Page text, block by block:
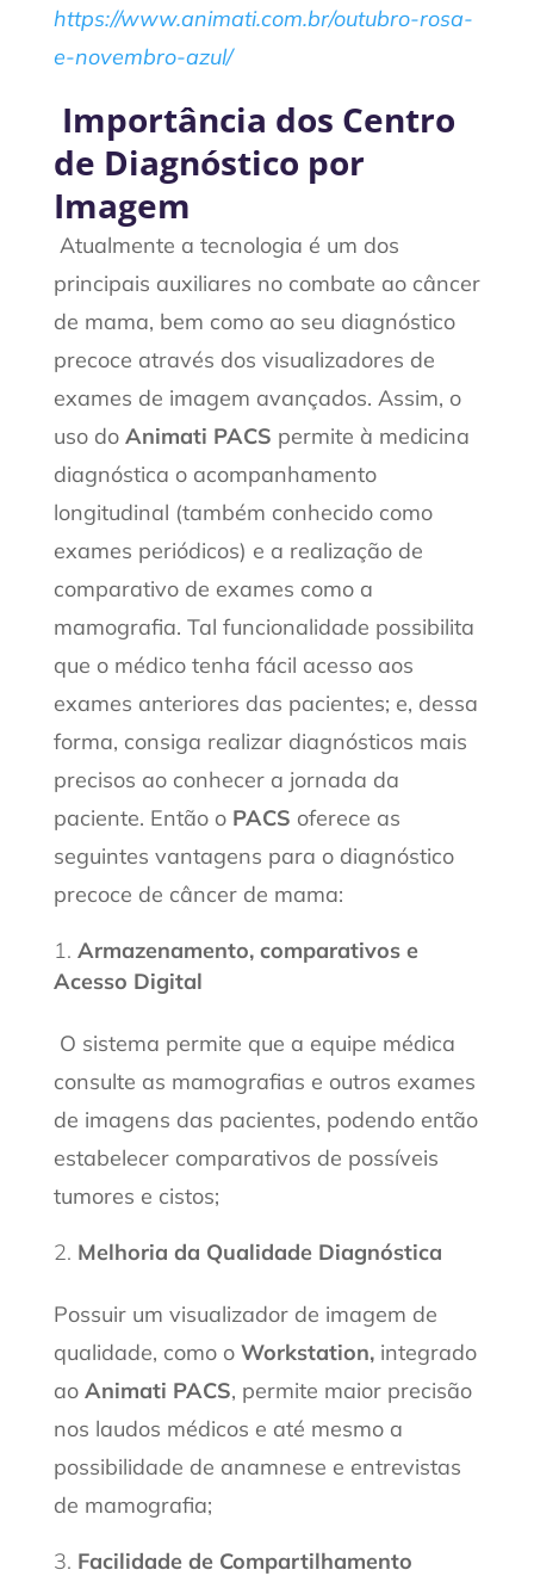
https://www.animati.com.br/outubro-rosa-
e-novembro-azul/
Importância dos Centro
de Diagnóstico por
Imagem
Atualmente a tecnologia é um dos
principais auxiliares no combate ao câncer
de mama, bem como ao seu diagnóstico
precoce através dos visualizadores de
exames de imagem avançados. Assim, o
uso do Animati PACS permite à medicina
diagnóstica o acompanhamento
longitudinal (também conhecido como
exames periódicos) e a realização de
comparativo de exames como a
mamografia. Tal funcionalidade possibilita
que o médico tenha fácil acesso aos
exames anteriores das pacientes; e, dessa
forma, consiga realizar diagnósticos mais
precisos ao conhecer a jornada da
paciente. Então o PACS oferece as
seguintes vantagens para o diagnóstico
precoce de câncer de mama:
Armazenamento, comparativos e
Acesso Digital
O sistema permite que a equipe médica
consulte as mamografias e outros exames
de imagens das pacientes, podendo então
estabelecer comparativos de possíveis
tumores e cistos;
Melhoria da Qualidade Diagnóstica
Possuir um visualizador de imagem de
qualidade, como o Workstation, integrado
ao Animati PACS, permite maior precisão
nos laudos médicos e até mesmo a
possibilidade de anamnese e entrevistas
de mamografia;
Facilidade de Compartilhamento